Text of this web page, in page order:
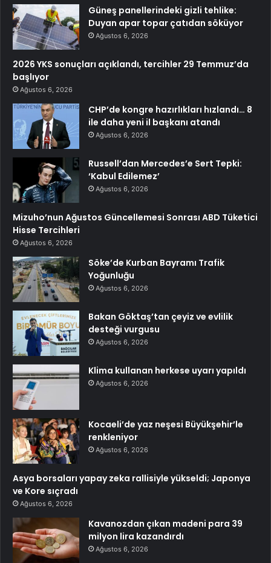
Güneş panellerindeki gizli tehlike:
Duyan apar topar çatıdan söküyor
Ağustos 6, 2026
2026 YKS sonuçları açıklandı, tercihler 29 Temmuz’da
başlıyor
Ağustos 6, 2026
CHP’de kongre hazırlıkları hızlandı… 8
ile daha yeni il başkanı atandı
Ağustos 6, 2026
Russell’dan Mercedes’e Sert Tepki:
‘Kabul Edilemez’
Ağustos 6, 2026
Mizuho’nun Ağustos Güncellemesi Sonrası ABD Tüketici
Hisse Tercihleri
Ağustos 6, 2026
Söke’de Kurban Bayramı Trafik
Yoğunluğu
Ağustos 6, 2026
Bakan Göktaş’tan çeyiz ve evlilik
desteği vurgusu
Ağustos 6, 2026
Klima kullanan herkese uyarı yapıldı
Ağustos 6, 2026
Kocaeli’de yaz neşesi Büyükşehir’le
renkleniyor
Ağustos 6, 2026
Asya borsaları yapay zeka rallisiyle yükseldi; Japonya
ve Kore sıçradı
Ağustos 6, 2026
Kavanozdan çıkan madeni para 39
milyon lira kazandırdı
Ağustos 6, 2026